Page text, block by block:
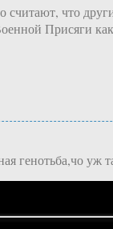
что
Присяги
генотьба,чо уж